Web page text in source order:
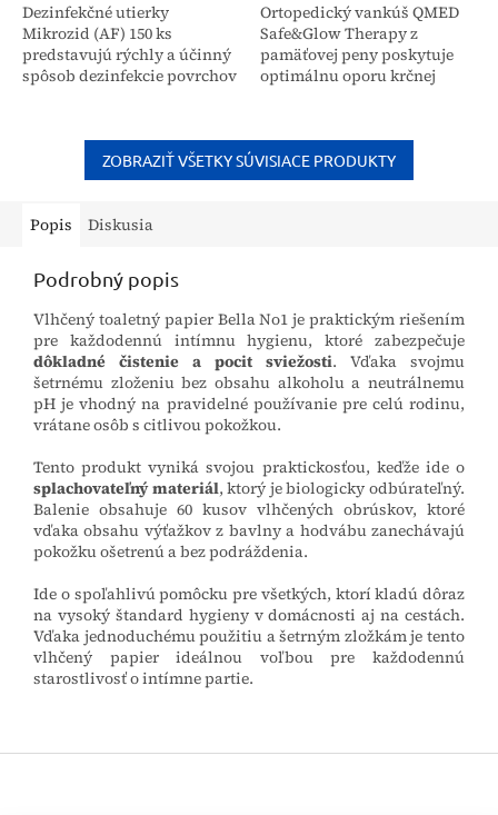
Dezinfekčné utierky
Mikrozid (AF) 150 ks
predstavujú rýchly a účinný
spôsob dezinfekcie povrchov
udržiavanie vysokej úrovne...
Ortopedický vankúš QMED
Safe&Glow Therapy z
pamäťovej peny poskytuje
optimálnu oporu krčnej
zlepšenie kvality spánku,...
ZOBRAZIŤ VŠETKY SÚVISIACE PRODUKTY
Popis Diskusia
Podrobný popis
Vlhčený toaletný papier Bella No1 je praktickým riešením
pre každodennú intímnu hygienu, ktoré zabezpečuje
dôkladné čistenie a pocit sviežosti. Vďaka svojmu
šetrnému zloženiu bez obsahu alkoholu a neutrálnemu
pH je vhodný na pravidelné používanie pre celú rodinu,
vrátane osôb s citlivou pokožkou.
Tento produkt vyniká svojou praktickosťou, keďže ide o
splachovateľný materiál, ktorý je biologicky odbúrateľný.
Balenie obsahuje 60 kusov vlhčených obrúskov, ktoré
vďaka obsahu výťažkov z bavlny a hodvábu zanechávajú
pokožku ošetrenú a bez podráždenia.
Ide o spoľahlivú pomôcku pre všetkých, ktorí kladú dôraz
na vysoký štandard hygieny v domácnosti aj na cestách.
Vďaka jednoduchému použitiu a šetrným zložkám je tento
vlhčený papier ideálnou voľbou pre každodennú
starostlivosť o intímne partie.